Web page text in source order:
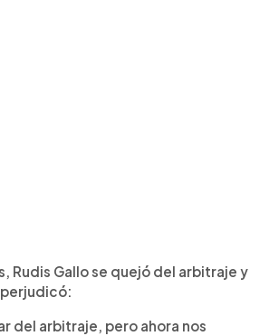
Rudis Gallo se quejó del arbitraje y
del arbitraje, pero ahora nos